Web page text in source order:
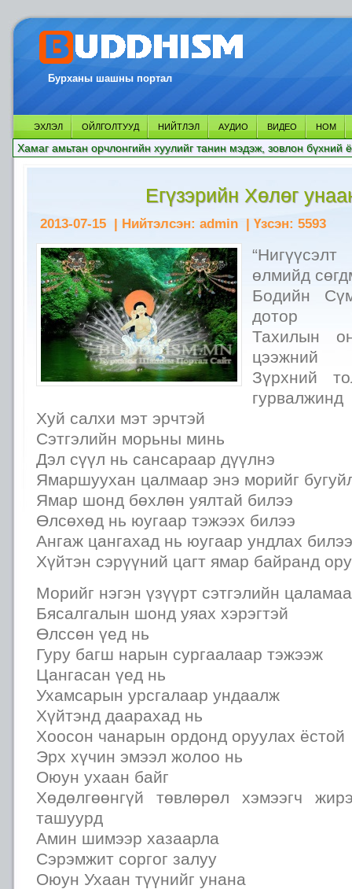
Бурханы шашны портал
ЭХЛЭЛ ОЙЛГОЛТУУД НИЙТЛЭЛ АУДИО ВИДЕО НОМ
Хамаг амьтан орчлонгийн хуулийг танин мэдэж, зовлон бүхний
Егүзэрийн Хөлөг
2013-07-15 | Нийтэлсэн: admin | Үзсэн: 5593
өлмийд
Бодийн
дотор
Тахилын
цээжний
Зүрхний
гурвалжинд
Хуй салхи мэт эрчтэй
Сэтгэлийн морьны минь
Дэл сүүл нь сансараар дүүлнэ
Ямаршуухан цалмаар энэ морийг
Ямар шонд бөхлөн уялтай билээ
Өлсөхөд нь юугаар тэжээх билээ
Ангаж цангахад нь юугаар ундлах
Хүйтэн сэрүүний цагт ямар байранд
Морийг нэгэн үзүүрт сэтгэлийн
Бясалгалын шонд уяах хэрэгтэй
Өлссөн үед нь
Гуру багш нарын сургаалаар тэжээж
Цангасан үед нь
Ухамсарын урсгалаар ундаалж
Хүйтэнд даарахад нь
Хоосон чанарын ордонд оруулах ёстой
Эрх хүчин эмээл жолоо нь
Оюун ухаан байг
Хөдөлгөөнгүй төвлөрөл хэмээгч
ташуурд
Амин шимээр хазаарла
Сэрэмжит соргог залуу
Оюун Ухаан түүнийг унана